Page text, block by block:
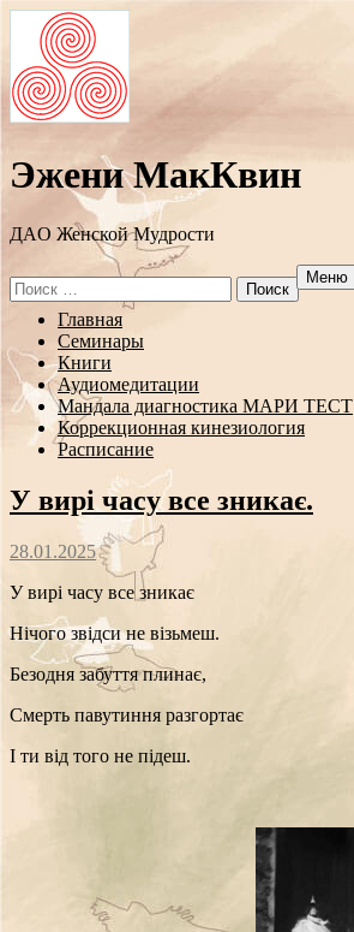
Эжени МакКвин
ДAO Женской Мудрости
Search
for:
Меню
Перейти
содержанию
Главная
Семинары
Книги
Аудиомедитации
Мандала диагностика МАРИ ТЕСТ
Коррекционная кинезиология
Расписание
У вирі часу все зникає.
28.01.2025
У вирі часу все зникає
Нічого звідси не візьмеш.
Безодня забуття плинає,
Смерть павутиння разгортає
І ти від того не підеш.